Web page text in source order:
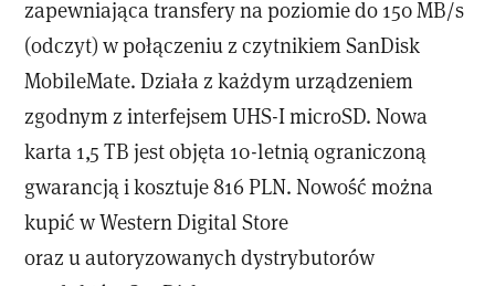
zapewniająca transfery na poziomie do 150 MB/s
(odczyt) w połączeniu z czytnikiem SanDisk
MobileMate. Działa z każdym urządzeniem
zgodnym z interfejsem UHS-I microSD.Nowa
karta 1,5 TB jest objęta 10-letnią ograniczoną
gwarancją i kosztuje 816 PLN. Nowość można
kupić w Western Digital Store
oraz u autoryzowanych dystrybutorów